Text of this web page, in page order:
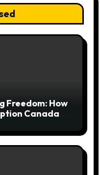
Freedom: How
Canada